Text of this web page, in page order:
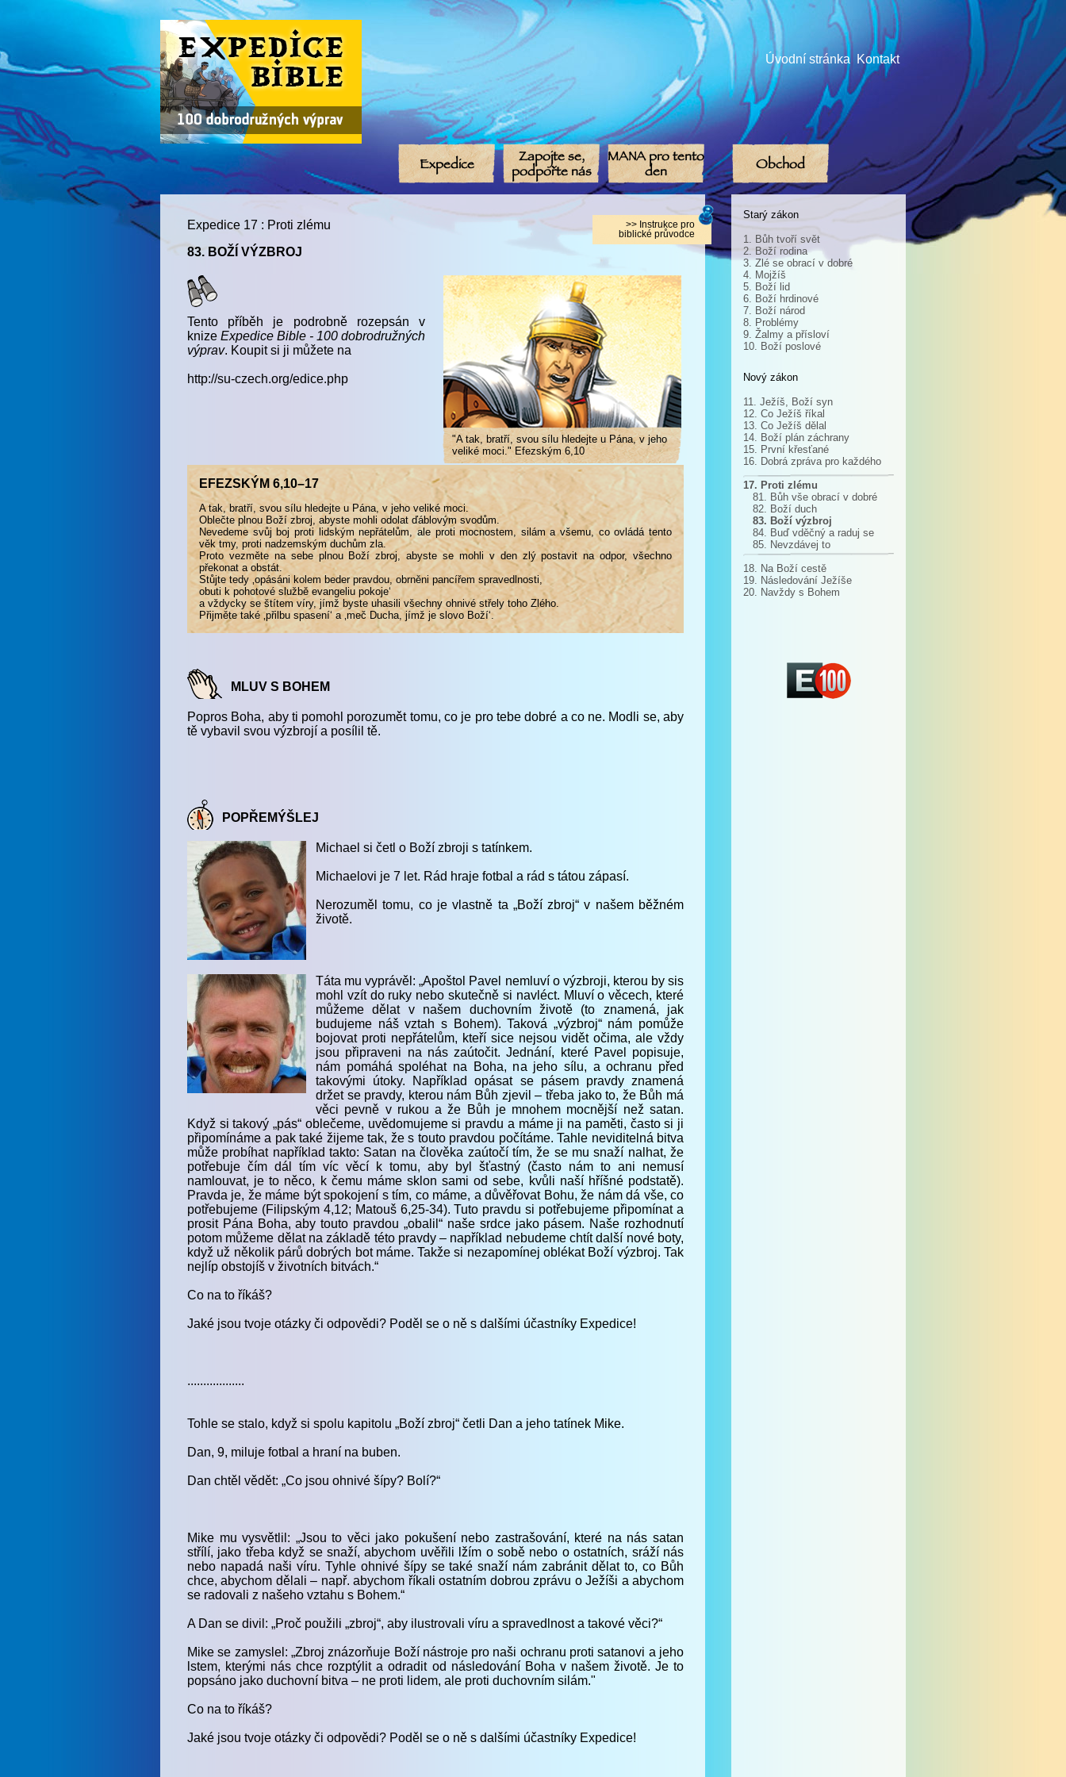
Úvodní stránka Kontakt
Expedice
Zapojte se,
podpořte nás
MANA pro tento
den
Obchod
Starý zákon
1. Bůh tvoří svět
2. Boží rodina
3. Zlé se obrací v dobré
4. Mojžíš
5. Boží lid
6. Boží hrdinové
7. Boží národ
8. Problémy
9. Žalmy a přísloví
10. Boží poslové
Nový zákon
11. Ježíš, Boží syn
12. Co Ježíš říkal
13. Co Ježíš dělal
14. Boží plán záchrany
15. První křesťané
16. Dobrá zpráva pro každého
17. Proti zlému
81. Bůh vše obrací v dobré
82. Boží duch
83. Boží výzbroj
84. Buď vděčný a raduj se
85. Nevzdávej to
18. Na Boží cestě
19. Následování Ježíše
20. Navždy s Bohem
Expedice 17 : Proti zlému
83. BOŽÍ VÝZBROJ
Tento příběh je podrobně rozepsán v
knize Expedice Bible - 100 dobrodružných
výprav. Koupit si ji můžete na
http://su-czech.org/edice.php
"A tak, bratří, svou sílu hledejte u Pána, v jeho
veliké moci." Efezským 6,10
EFEZSKÝM 6,10–17
A tak, bratří, svou sílu hledejte u Pána, v jeho veliké moci.
Oblečte plnou Boží zbroj, abyste mohli odolat ďáblovým svodům.
Nevedeme svůj boj proti lidským nepřátelům, ale proti mocnostem, silám a všemu, co ovládá tento
věk tmy, proti nadzemským duchům zla.
Proto vezměte na sebe plnou Boží zbroj, abyste se mohli v den zlý postavit na odpor, všechno
překonat a obstát.
Stůjte tedy ‚opásáni kolem beder pravdou, obrněni pancířem spravedlnosti,
obuti k pohotové službě evangeliu pokoje‘
a vždycky se štítem víry, jímž byste uhasili všechny ohnivé střely toho Zlého.
Přijměte také ‚přilbu spasení‘ a ‚meč Ducha, jímž je slovo Boží‘.
MLUV S BOHEM
Popros Boha, aby ti pomohl porozumět tomu, co je pro tebe dobré a co ne. Modli se, aby
tě vybavil svou výzbrojí a posílil tě.
POPŘEMÝŠLEJ
Michael si četl o Boží zbroji s tatínkem.
Michaelovi je 7 let. Rád hraje fotbal a rád s tátou zápasí.
Nerozuměl tomu, co je vlastně ta „Boží zbroj“ v našem běžném
životě.
Táta mu vyprávěl: „Apoštol Pavel nemluví o výzbroji, kterou by sis
mohl vzít do ruky nebo skutečně si navléct. Mluví o věcech, které
můžeme dělat v našem duchovním životě (to znamená, jak
budujeme náš vztah s Bohem). Taková „výzbroj“ nám pomůže
bojovat proti nepřátelům, kteří sice nejsou vidět očima, ale vždy
jsou připraveni na nás zaútočit. Jednání, které Pavel popisuje,
nám pomáhá spoléhat na Boha, na jeho sílu, a ochranu před
takovými útoky. Například opásat se pásem pravdy znamená
držet se pravdy, kterou nám Bůh zjevil – třeba jako to, že Bůh má
věci pevně v rukou a že Bůh je mnohem mocnější než satan.
Když si takový „pás“ oblečeme, uvědomujeme si pravdu a máme ji na paměti, často si ji
připomínáme a pak také žijeme tak, že s touto pravdou počítáme. Tahle neviditelná bitva
může probíhat například takto: Satan na člověka zaútočí tím, že se mu snaží nalhat, že
potřebuje čím dál tím víc věcí k tomu, aby byl šťastný (často nám to ani nemusí
namlouvat, je to něco, k čemu máme sklon sami od sebe, kvůli naší hříšné podstatě).
Pravda je, že máme být spokojení s tím, co máme, a důvěřovat Bohu, že nám dá vše, co
potřebujeme (Filipským 4,12; Matouš 6,25-34). Tuto pravdu si potřebujeme připomínat a
prosit Pána Boha, aby touto pravdou „obalil“ naše srdce jako pásem. Naše rozhodnutí
potom můžeme dělat na základě této pravdy – například nebudeme chtít další nové boty,
když už několik párů dobrých bot máme. Takže si nezapomínej oblékat Boží výzbroj. Tak
nejlíp obstojíš v životních bitvách.“
Co na to říkáš?
Jaké jsou tvoje otázky či odpovědi? Poděl se o ně s dalšími účastníky Expedice!
..................
Tohle se stalo, když si spolu kapitolu „Boží zbroj“ četli Dan a jeho tatínek Mike.
Dan, 9, miluje fotbal a hraní na buben.
Dan chtěl vědět: „Co jsou ohnivé šípy? Bolí?“
Mike mu vysvětlil: „Jsou to věci jako pokušení nebo zastrašování, které na nás satan
střílí, jako třeba když se snaží, abychom uvěřili lžím o sobě nebo o ostatních, sráží nás
nebo napadá naši víru. Tyhle ohnivé šípy se také snaží nám zabránit dělat to, co Bůh
chce, abychom dělali – např. abychom říkali ostatním dobrou zprávu o Ježíši a abychom
se radovali z našeho vztahu s Bohem.“
A Dan se divil: „Proč použili „zbroj“, aby ilustrovali víru a spravedlnost a takové věci?“
Mike se zamyslel: „Zbroj znázorňuje Boží nástroje pro naši ochranu proti satanovi a jeho
lstem, kterými nás chce rozptýlit a odradit od následování Boha v našem životě. Je to
popsáno jako duchovní bitva – ne proti lidem, ale proti duchovním silám."
Co na to říkáš?
Jaké jsou tvoje otázky či odpovědi? Poděl se o ně s dalšími účastníky Expedice!
>> Instrukce pro
biblické průvodce